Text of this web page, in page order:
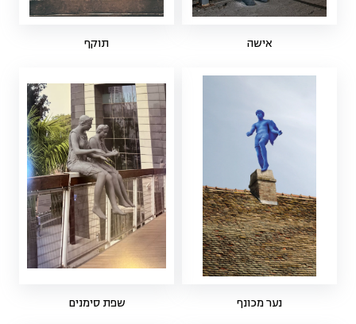
אישה תוקף
נער מכונף שפת סימנים